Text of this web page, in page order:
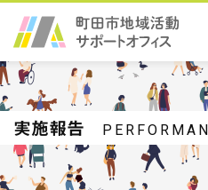
実施報告